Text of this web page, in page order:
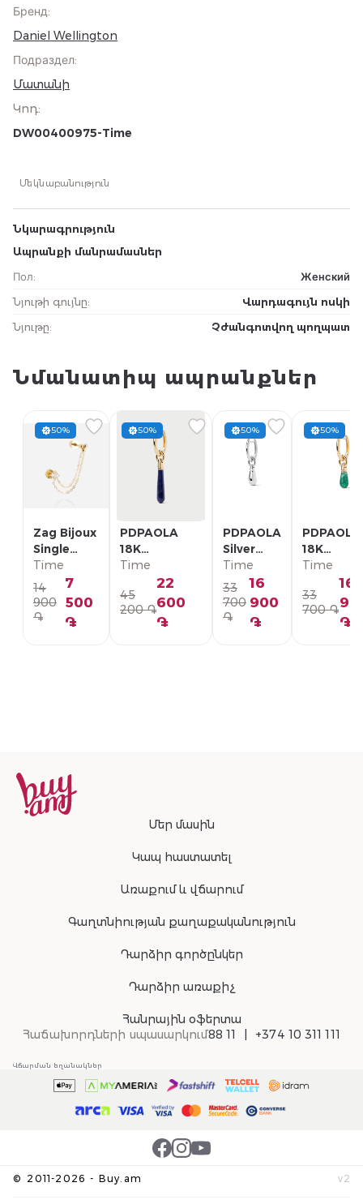
Бренд:
Daniel Wellington
Подраздел:
Մատանի
Կոդ:
DW00400975-Time
Մեկնաբանություն
Նկարագրություն
Ապրանքի մանրամասներ
Пол:
Женский
Նյութի գույնը:
Վարդագույն ոսկի
Նյութը: Չժանգոտվող պողպատ
Նմանատիպ ապրանքներ
50%
Zag Bijoux
Single
Earring/
SLA22993-
01WHT
Time
14
900
֏
7
500
֏
50%
PDPAOLA
18K
Позолоченная
Серебряная
Моно-серьга/
PG01-336-U
Time
45
200 ֏
22
600
֏
50%
PDPAOLA
Silver
Single
Earring/
PG02-
092-U
Time
33
700
֏
16
900
֏
50%
PDPAOLA
18K
Моно-
PG01-
Time
33
700 ֏
16
֏
Մեր մասին
Կապ հաստատել
Առաքում և վճարում
Գաղտնիության քաղաքականություն
Դարձիր գործընկեր
Դարձիր առաքիչ
Հանրային օֆերտա
Հաճախորդների սպասարկում88 11 +374 10 311 111
© 2011-2026 - Buy.am v2
Վճարման եղանակներ